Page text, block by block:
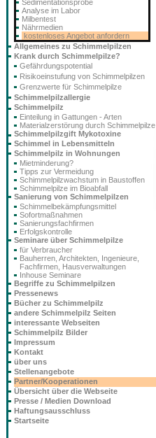
Sedimentationsprobe
Analyse im Labor
Milbentest
Nährmedien
kostenloses Angebot anfordern
Allgemeines zu Schimmelpilzen
Krank durch Schimmelpilze?
Gefährdungspotential
Risikoeinstufung von Schimmelpilzen
Grenzwerte für Schimmelpilze
Schimmelpilzallergie
Schimmelpilz
Einteilung in Gattungen - Arten
Materialzerstörung durch Schimmelpilze
Schimmelpilzgift Mykotoxine
Schimmel in Lebensmitteln
Schimmelpilz in Wohnungen
Mietminderung?
Tipps zur Vermeidung
Schimmelpilzwachstum in Baustoffen
Schimmelpilze im Bioabfall
Sanierung von Schimmelpilzen
Schimmelbekämpfungsmittel
Sofortmaßnahmen
Sanierungsfachfirmen
Erfolgskontrolle
Seminare über Schimmelpilze
für Verbraucher
Bauherren, Architekten, Ingenieure,
Fachfirmen, Hausverwaltungen
Inhouse Seminare
Begriffe zu Schimmelpilzen
Pressenews
Bücher zu Schimmelpilz
andere Schimmelpilz Seiten
interessante Webseiten
Schimmelpilz Bilder
Impressum
Kontakt
über uns
Stellenangebote
Partner/Kooperationen
Übersicht über die Webseite
Presse / Medien Download
Haftungsausschluss
Startseite